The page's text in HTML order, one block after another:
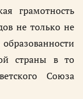
грамотность
не только не
страны в то
Союза